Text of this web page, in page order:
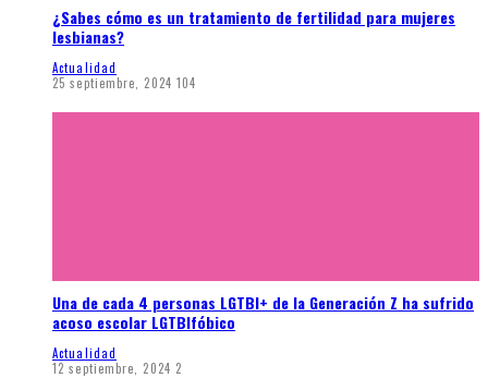
¿Sabes cómo es un tratamiento de fertilidad para mujeres
lesbianas?
Actualidad
25 septiembre, 2024 104
Una de cada 4 personas LGTBI+ de la Generación Z ha sufrido
acoso escolar LGTBIfóbico
Actualidad
12 septiembre, 2024 2